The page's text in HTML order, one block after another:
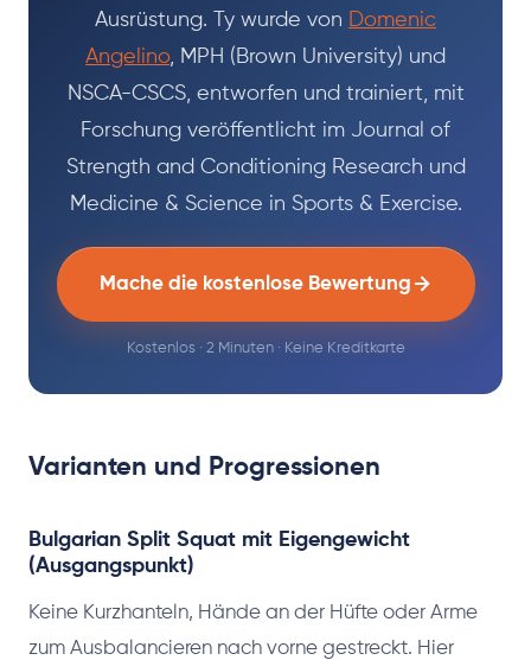
Ausrüstung. Ty wurde von Domenic
Angelino, MPH (Brown University) und
NSCA-CSCS, entworfen und trainiert, mit
Forschung veröffentlicht im Journal of
Strength and Conditioning Research und
Medicine & Science in Sports & Exercise.
Mache die kostenlose Bewertung
Kostenlos · 2 Minuten · Keine Kreditkarte
Varianten und Progressionen
Bulgarian Split Squat mit Eigengewicht
(Ausgangspunkt)
Keine Kurzhanteln, Hände an der Hüfte oder Arme
zum Ausbalancieren nach vorne gestreckt. Hier